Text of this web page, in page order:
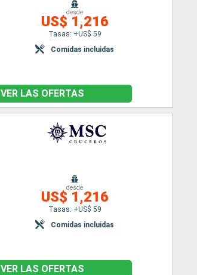
desde
US$ 1,216
Tasas: +US$ 59
Comidas incluidas
VER LAS OFERTAS
desde
US$ 1,216
Tasas: +US$ 59
Comidas incluidas
VER LAS OFERTAS